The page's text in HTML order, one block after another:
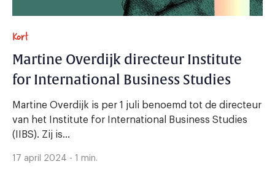
Kort
Martine Overdijk directeur Institute
for International Business Studies
Martine Overdijk is per 1 juli benoemd tot de directeur
van het Institute for International Business Studies
(IIBS). Zij is...
17 april 2024 - 1 min.